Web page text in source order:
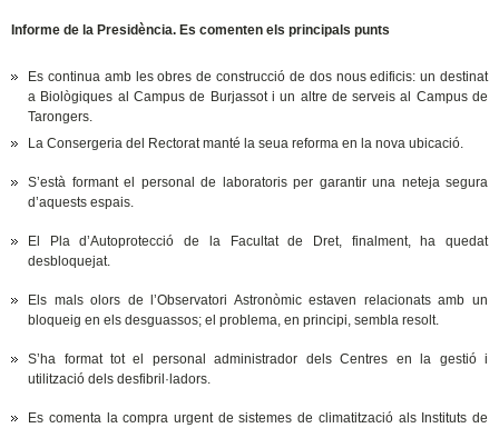
Informe de la Presidència.Es comenten els principals punts
Es continua amb les obres de construcció de dos nous edificis: un destinat
a Biològiques al Campus de Burjassot i un altre de serveis al Campus de
Tarongers.
La Consergeria del Rectorat manté la seua reforma en la nova ubicació.
S’està formant el personal de laboratoris per garantir una neteja segura
d’aquests espais.
El Pla d’Autoprotecció de la Facultat de Dret, finalment, ha quedat
desbloquejat.
Els mals olors de l’Observatori Astronòmic estaven relacionats amb un
bloqueig en els desguassos; el problema, en principi, sembla resolt.
S’ha format tot el personal administrador dels Centres en la gestió i
utilització dels desfibril·ladors.
Es comenta la compra urgent de sistemes de climatització als Instituts de